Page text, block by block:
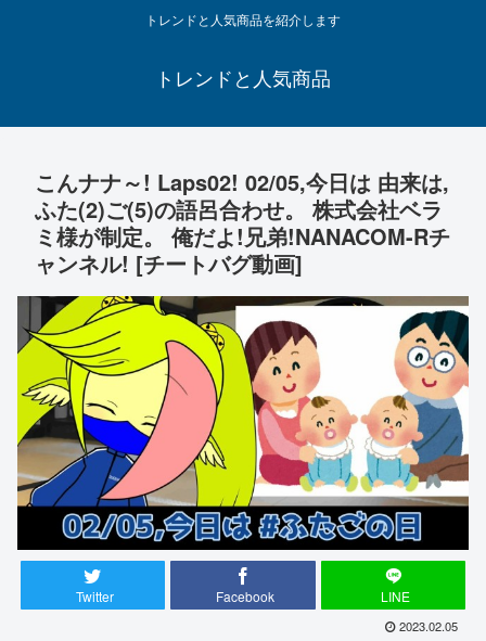
トレンドと人気商品を紹介します
トレンドと人気商品
こんナナ～! Laps02! 02/05,今日は 由来は,
ふた(2)ご(5)の語呂合わせ。 株式会社ベラ
ミ様が制定。 俺だよ!兄弟!NANACOM-Rチ
ャンネル! [チートバグ動画]
Twitter Facebook LINE
2023.02.05